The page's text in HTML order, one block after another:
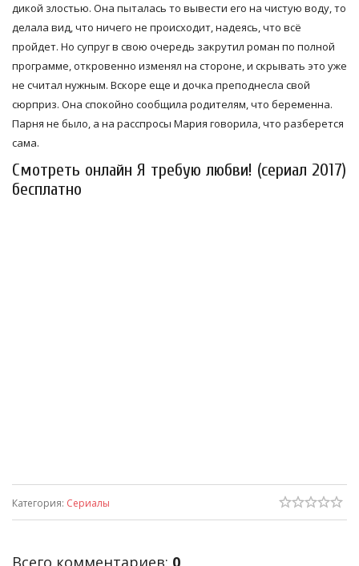
дикой злостью. Она пыталась то вывести его на чистую воду, то
делала вид, что ничего не происходит, надеясь, что всё
пройдет. Но супруг в свою очередь закрутил роман по полной
программе, откровенно изменял на стороне, и скрывать это уже
не считал нужным. Вскоре еще и дочка преподнесла свой
сюрприз. Она спокойно сообщила родителям, что беременна.
Парня не было, а на расспросы Мария говорила, что разберется
сама.
Смотреть онлайн Я требую любви! (сериал 2017)
бесплатно
Категория: Сериалы
Всего комментариев: 0